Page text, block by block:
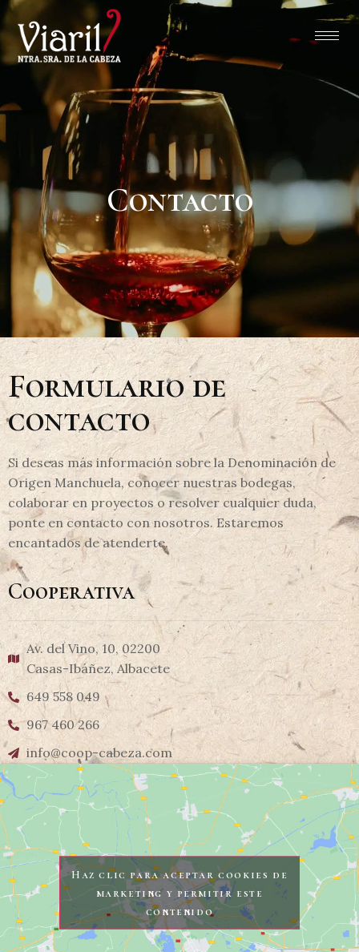
Contacto
Formulario de
contacto
Si deseas más información sobre la Denominación de
Origen Manchuela, conocer nuestras bodegas,
colaborar en proyectos o resolver cualquier duda,
ponte en contacto con nosotros. Estaremos
encantados de atenderte.
Cooperativa
Av. del Vino, 10, 02200
Casas-Ibáñez, Albacete
649 558 049
967 460 266
info@coop-cabeza.com
Haz clic para aceptar cookies de
marketing y permitir este
contenido